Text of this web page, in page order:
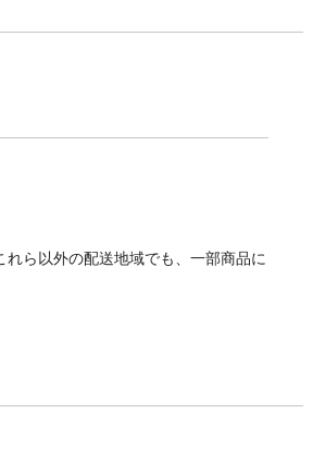
ら以外の配送地域でも、一部商品に